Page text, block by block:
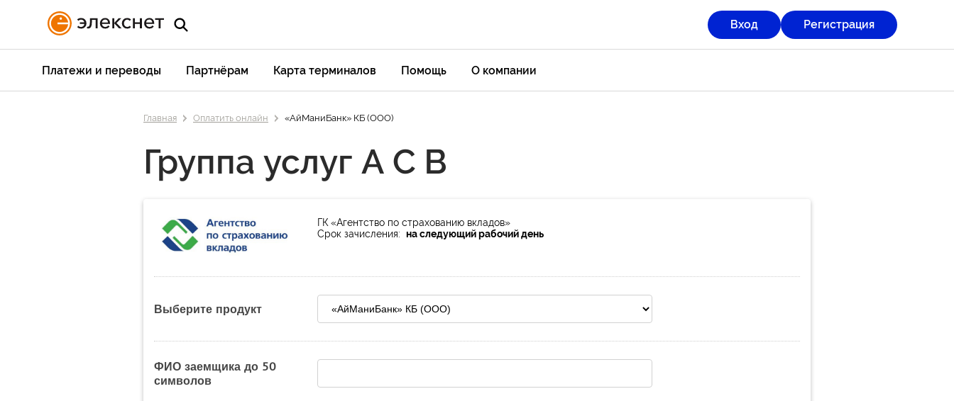
Вход Регистрация
Платежи и переводы Партнёрам Карта терминалов Помощь О компании
Главная Оплатить онлайн «АйМаниБанк» КБ (ООО)
Группа услуг А С В
ГК «Агентство по страхованию вкладов»
Срок зачисления: на следующий рабочий день
Выберите продукт
ФИО заемщика до 50
символов